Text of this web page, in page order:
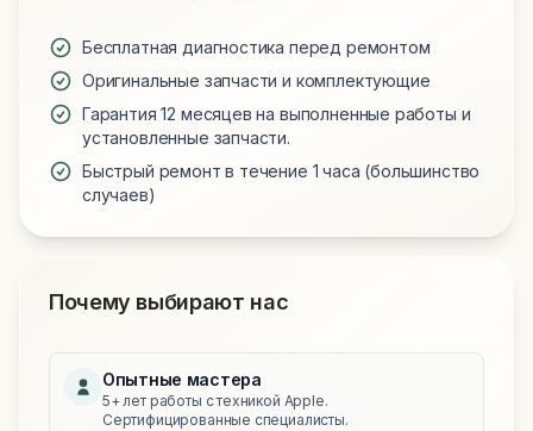
Бесплатная диагностика перед ремонтом
Оригинальные запчасти и комплектующие
Гарантия 12 месяцев на выполненные работы и
установленные запчасти.
Быстрый ремонт в течение 1 часа (большинство
случаев)
Почему выбирают нас
Опытные мастера
5+ лет работы с техникой Apple.
Сертифицированные специалисты.